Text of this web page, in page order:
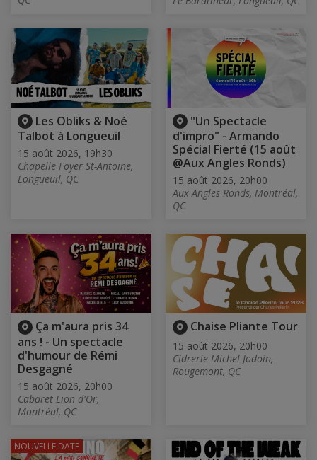
Les Obliks & Noé
Talbot à Longueuil
15 août 2026, 19h30
Chapelle Foyer St-Antoine,
Longueuil, QC
"Un Spectacle
d'impro" - Armando
Spécial Fierté (15 août
@Aux Angles Ronds)
15 août 2026, 20h00
Aux Angles Ronds, Montréal,
QC
Ça m'aura pris 34
ans ! - Un spectacle
d'humour de Rémi
Desgagné
15 août 2026, 20h00
Cabaret Lion d'Or,
Montréal, QC
Chaise Pliante Tour
15 août 2026, 20h00
Cidrerie Michel Jodoin,
Rougemont, QC
NOUVELLE DATE